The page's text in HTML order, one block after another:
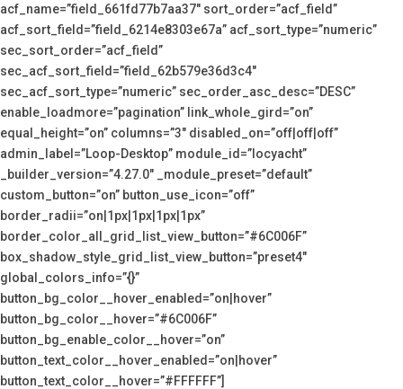
acf_name=”field_661fd77b7aa37″ sort_order=”acf_field”
acf_sort_field=”field_6214e8303e67a” acf_sort_type=”numeric”
sec_sort_order=”acf_field”
sec_acf_sort_field=”field_62b579e36d3c4″
sec_acf_sort_type=”numeric” sec_order_asc_desc=”DESC”
enable_loadmore=”pagination” link_whole_gird=”on”
equal_height=”on” columns=”3″ disabled_on=”off|off|off”
admin_label=”Loop-Desktop” module_id=”locyacht”
_builder_version=”4.27.0″ _module_preset=”default”
custom_button=”on” button_use_icon=”off”
border_radii=”on|1px|1px|1px|1px”
border_color_all_grid_list_view_button=”#6C006F”
box_shadow_style_grid_list_view_button=”preset4″
global_colors_info=”{}”
button_bg_color__hover_enabled=”on|hover”
button_bg_color__hover=”#6C006F”
button_bg_enable_color__hover=”on”
button_text_color__hover_enabled=”on|hover”
button_text_color__hover=”#FFFFFF”]